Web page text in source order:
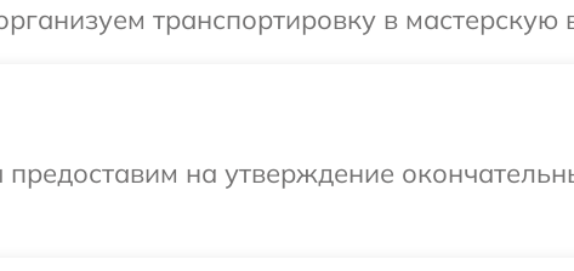
транспортировку в мастерскую
на утверждение